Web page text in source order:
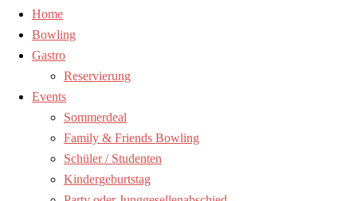
Home
Bowling
Gastro
Reservierung
Events
Sommerdeal
Family & Friends Bowling
Schüler / Studenten
Kindergeburtstag